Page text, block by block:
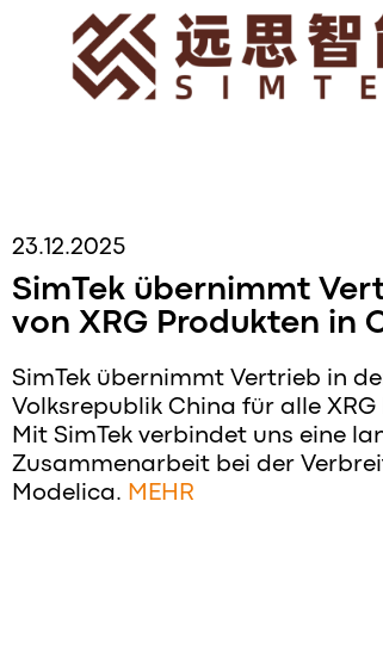
23.12.2025
SimTek übernimmt
von XRG Produkten in
SimTek übernimmt Vertrieb in
Volksrepublik China für alle XRG
Mit SimTek verbindet uns eine
Zusammenarbeit bei der
Modelica. MEHR